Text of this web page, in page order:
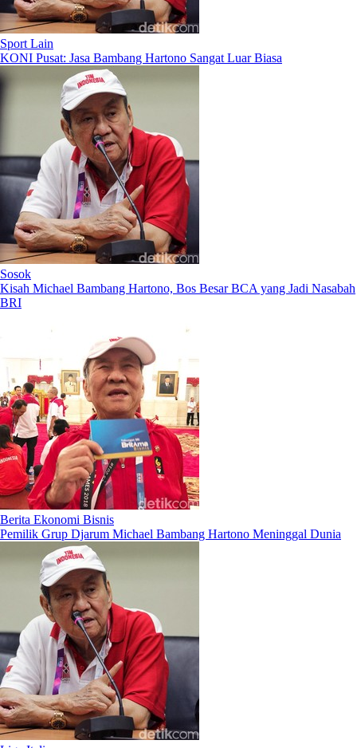
Sport Lain
KONI Pusat: Jasa Bambang Hartono Sangat Luar Biasa
Sosok
Kisah Michael Bambang Hartono, Bos Besar BCA yang Jadi Nasabah
BRI
Berita Ekonomi Bisnis
Pemilik Grup Djarum Michael Bambang Hartono Meninggal Dunia